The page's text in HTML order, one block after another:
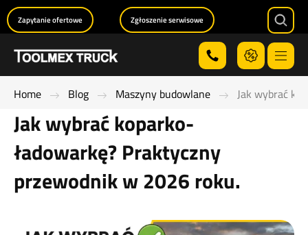
Menu
Zapytanie ofertowe Zgłoszenie serwisowe
Home Blog Maszyny budowlane Jak wybrać
Jak wybrać koparko-
ładowarkę? Praktyczny
przewodnik w 2026 roku.